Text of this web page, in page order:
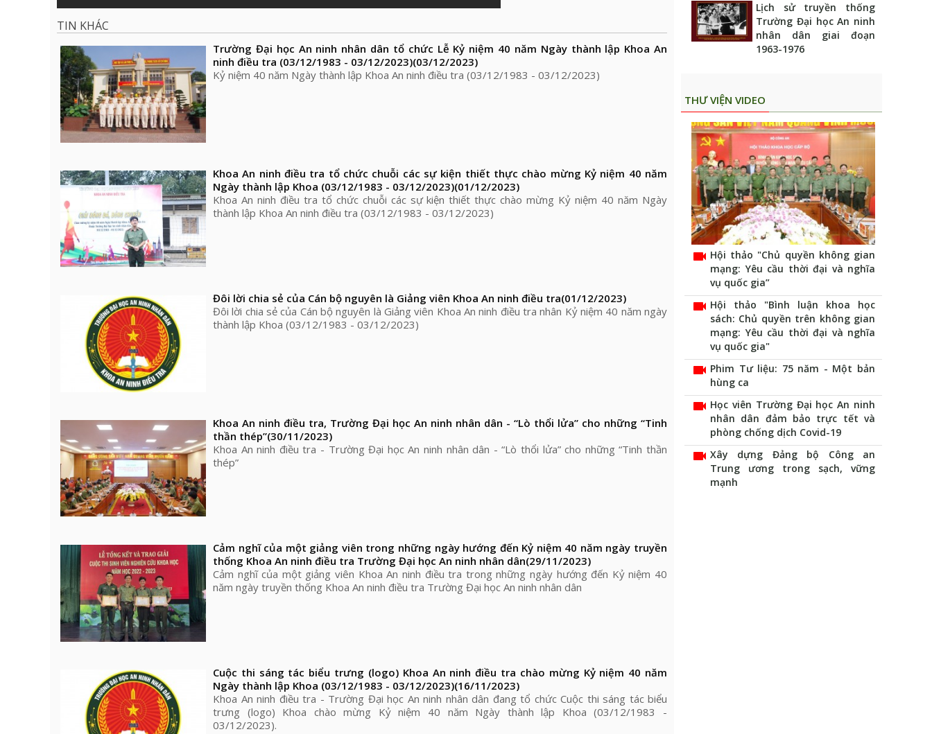
TIN KHÁC
Trường Đại học An ninh nhân dân tổ chức Lễ Kỷ niệm 40 năm Ngày thành lập Khoa An
ninh điều tra (03/12/1983 - 03/12/2023)(03/12/2023)
Kỷ niệm 40 năm Ngày thành lập Khoa An ninh điều tra (03/12/1983 - 03/12/2023)
Khoa An ninh điều tra tổ chức chuỗi các sự kiện thiết thực chào mừng Kỷ niệm 40 năm
Ngày thành lập Khoa (03/12/1983 - 03/12/2023)(01/12/2023)
Khoa An ninh điều tra tổ chức chuỗi các sự kiện thiết thực chào mừng Kỷ niệm 40 năm Ngày
thành lập Khoa An ninh điều tra (03/12/1983 - 03/12/2023)
Đôi lời chia sẻ của Cán bộ nguyên là Giảng viên Khoa An ninh điều tra(01/12/2023)
Đôi lời chia sẻ của Cán bộ nguyên là Giảng viên Khoa An ninh điều tra nhân Kỷ niệm 40 năm ngày
thành lập Khoa (03/12/1983 - 03/12/2023)
Khoa An ninh điều tra, Trường Đại học An ninh nhân dân - “Lò thổi lửa” cho những “Tinh
thần thép”(30/11/2023)
Khoa An ninh điều tra - Trường Đại học An ninh nhân dân - “Lò thổi lửa” cho những “Tinh thần
thép”
Cảm nghĩ của một giảng viên trong những ngày hướng đến Kỷ niệm 40 năm ngày truyền
thống Khoa An ninh điều tra Trường Đại học An ninh nhân dân(29/11/2023)
Cảm nghĩ của một giảng viên Khoa An ninh điều tra trong những ngày hướng đến Kỷ niệm 40
năm ngày truyền thống Khoa An ninh điều tra Trường Đại học An ninh nhân dân
Cuộc thi sáng tác biểu trưng (logo) Khoa An ninh điều tra chào mừng Kỷ niệm 40 năm
Ngày thành lập Khoa (03/12/1983 - 03/12/2023)(16/11/2023)
Khoa An ninh điều tra - Trường Đại học An ninh nhân dân đang tổ chức Cuộc thi sáng tác biểu
trưng (logo) Khoa chào mừng Kỷ niệm 40 năm Ngày thành lập Khoa (03/12/1983 -
03/12/2023).
Lịch sử truyền thống
Trường Đại học An ninh
nhân dân giai đoạn
1963-1976
THƯ VIỆN VIDEO
videocam Hội thảo "Chủ quyền không gian
mạng: Yêu cầu thời đại và nghĩa
vụ quốc gia”
videocam Hội thảo "Bình luận khoa học
sách: Chủ quyền trên không gian
mạng: Yêu cầu thời đại và nghĩa
vụ quốc gia"
videocam Phim Tư liệu: 75 năm - Một bản
hùng ca
videocam Học viên Trường Đại học An ninh
nhân dân đảm bảo trực tết và
phòng chống dịch Covid-19
videocam Xây dựng Đảng bộ Công an
Trung ương trong sạch, vững
mạnh